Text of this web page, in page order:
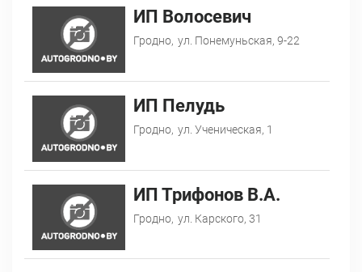
ИП Волосевич
Гродно, ул. Понемуньская, 9-22
ИП Пелудь
Гродно, ул. Ученическая, 1
ИП Трифонов В.А.
Гродно, ул. Карского, 31